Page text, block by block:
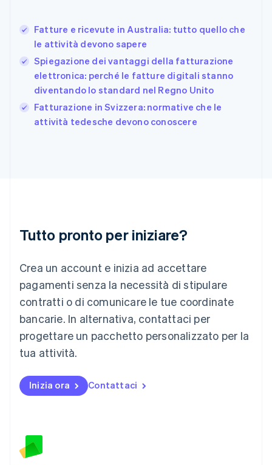
Fatture e ricevute in Australia: tutto quello che
le attività devono sapere
Spiegazione dei vantaggi della fatturazione
elettronica: perché le fatture digitali stanno
diventando lo standard nel Regno Unito
Fatturazione in Svizzera: normative che le
attività tedesche devono conoscere
Tutto pronto per iniziare?
Crea un account e inizia ad accettare
pagamenti senza la necessità di stipulare
contratti o di comunicare le tue coordinate
bancarie. In alternativa, contattaci per
progettare un pacchetto personalizzato per la
tua attività.
Inizia ora Contattaci
Giappone
日本語English
English
Grecia
English
India
Irlanda
English
FrançaisDeutschEnglish
English简体中文
Malta
English
Messico
Español English
Norvegia
Nuova Zelanda
English
Paesi Bassi
English
Portogallo